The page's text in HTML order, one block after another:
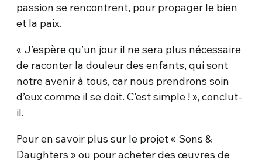
passion se rencontrent, pour propager le bien
et la paix.
« J’espère qu’un jour il ne sera plus nécessaire
de raconter la douleur des enfants, qui sont
notre avenir à tous, car nous prendrons soin
d’eux comme il se doit. C’est simple ! », conclut-
il.
Pour en savoir plus sur le projet « Sons &
Daughters » ou pour acheter des œuvres de